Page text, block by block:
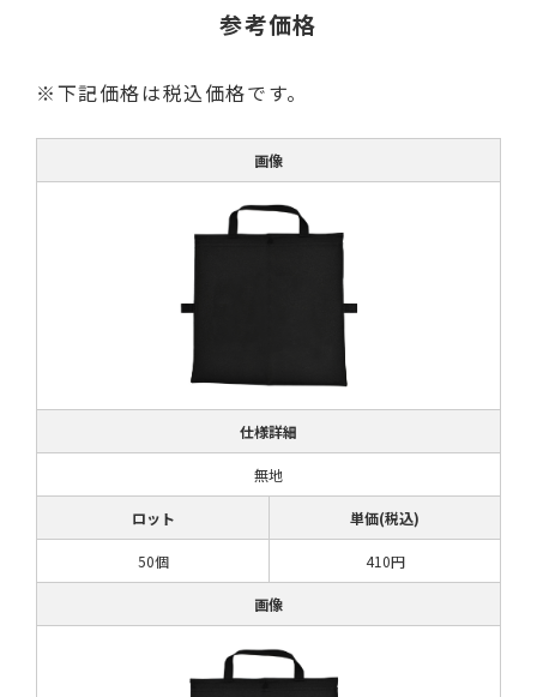
参考価格
※下記価格は税込価格です。
画像
仕様詳細
無地
ロット 単価(税込)
50個 410円
画像